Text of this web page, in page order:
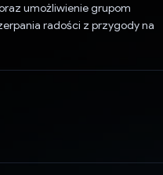
umożliwienie grupom
radości z przygody na